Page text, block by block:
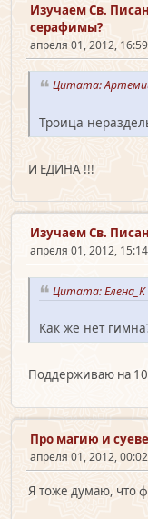
Изучаем Св.
серафимы?
апреля 01, 2012,
Цитата:
Троица
И ЕДИНА !!!
Изучаем Св.
апреля 01, 2012,
Цитата: Елена_K
Как же нет
Поддерживаю на
Про магию и
апреля 01, 2012,
Я тоже думаю, что